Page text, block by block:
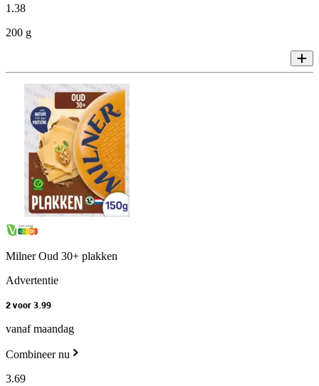
1.38
200 g
Milner Oud 30+ plakken
Advertentie
2 voor 3.99
vanaf maandag
Combineer nu
3.69